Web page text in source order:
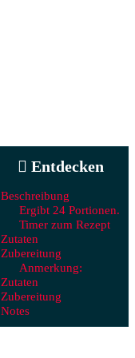
Entdecken
Beschreibung
Ergibt 24 Portionen.
Timer zum Rezept
Zutaten
Zubereitung
Anmerkung:
Zutaten
Zubereitung
Notes